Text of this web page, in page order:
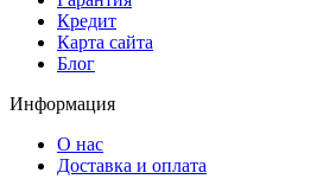
Кредит
Карта сайта
Блог
Информация
О нас
Доставка и оплата